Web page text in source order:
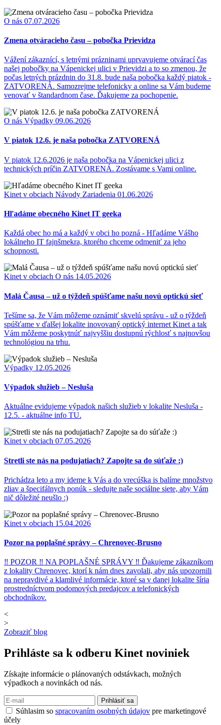
O nás 07.07.2026
Zmena otváracieho času – pobočka Prievidza
Vážení zákaznící, s letnými prázninami uprvavujeme otvárací čas
našej pobočky na Vápenickej ulici v Prievidzi a to so zmenou, že
počas letných prázdnin do 31.8. bude naša pobočka každý piatok -
ZATVORENÁ. Samozrejme telefonicky a online sa Vám budeme
venovať v štandardnom čase. Ďakujeme za pochopenie.
O nás Výpadky 09.06.2026
V piatok 12.6. je naša pobočka ZATVORENÁ
V piatok 12.6.2026 je naša pobočka na Vápenickej ulici z
technických príčin ZATVORENÁ. Zostávame s Vami online.
Kinet v obciach Návody Zariadenia 01.06.2026
Hľadáme obecného Kinet IT geeka
Každá obec ho má a každý v obci ho pozná - Hľadáme Vášho
lokálneho IT fajnšmekra, ktorého chceme odmeniť za jeho
schopnosti.
Kinet v obciach O nás 14.05.2026
Malá Čausa – už o týždeň spúšťame našu novú optickú sieť
Tešíme sa, že Vám môžeme oznámiť skvelú správu - už o týždeň
spúšťame v ďalšej lokalite inovovaný optický internet Kinet a tak
Vám môžeme poskytnúť najvyššiu dostupnú rýchlosť s najnovšou
technológiou na trhu.
Výpadky 12.05.2026
Výpadok služieb – Nesluša
Aktuálne evidujeme výpadok našich služieb v lokalite Nesluša -
12.5. - aktuálne info TU.
Kinet v obciach 07.05.2026
Stretli ste nás na podujatiach? Zapojte sa do súťaže :)
Prichádza leto a my ideme k Vás a do vrecúška is balíme množstvo
zliav a špecifálnych ponúk - sledujte naše sociálne siete, aby Vám
nič dôležité neušlo :)
Kinet v obciach 15.04.2026
Pozor na poplašné správy – Chrenovec-Brusno
‼ POZOR ‼ NA POPLAŠNÉ SPRÁVY ‼ Ďakujeme zákazníkom
z lokality Chrenovec, ktorí k nám dnes zavolali, aby nás upozornili
na nepravdivé a klamlivé informácie, ktoré sa v danej lokalite šíria
prostredníctvom podomových predajcov a telefonických
obchodníkov.
<
>
Zobraziť blog
Prihláste sa k odberu Kinet noviniek
Získajte informácie o plánovaných odstávkach, možných
výpadkoch a novinkách od nás.
Prihlásiť sa
Súhlasim so spracovaním osobných údajov pre marketingové
účely